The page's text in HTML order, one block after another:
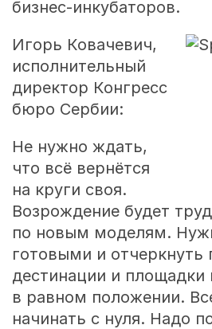
бизнес-инкубаторов.
Игорь Ковачевич,
исполнительный
директор Конгресс
бюро Сербии:
Не нужно ждать,
что всё вернётся
на круги своя.
Возрождение будет
по новым моделям.
готовыми и отчеркнуть
дестинации и площадки
в равном положении.
начинать с нуля. Надо